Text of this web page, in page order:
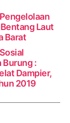
Laut
Barat
Burung :
Dampier,
2019